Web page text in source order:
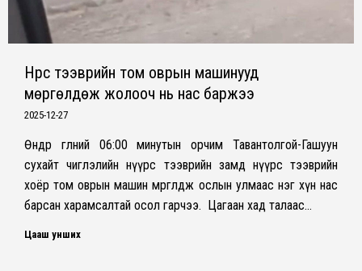
Нүүрс тээврийн том оврын машинууд
мөргөлдөж жолооч нь нас баржээ
2025-12-27
Өнөөдөр өглөөний 06:00 минутын орчим Тавантолгой-Гашуун
сухайт чиглэлийн нүүрс тээврийн замд нүүрс тээврийн
хоёр том оврын машин мөргөлдөж ослын улмаас нэг хүн нас
барсан харамсалтай осол гарчээ. Цагаан хад талаас…
Цааш унших